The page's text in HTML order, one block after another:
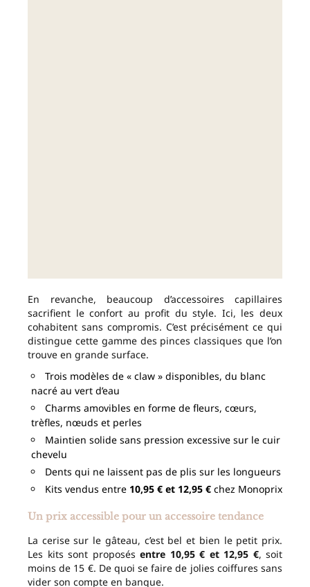
En revanche, beaucoup d’accessoires capillaires
sacrifient le confort au profit du style. Ici, les deux
cohabitent sans compromis. C’est précisément ce qui
distingue cette gamme des pinces classiques que l’on
trouve en grande surface.
Trois modèles de « claw » disponibles, du blanc
nacré au vert d’eau
Charms amovibles en forme de fleurs, cœurs,
trèfles, nœuds et perles
Maintien solide sans pression excessive sur le cuir
chevelu
Dents qui ne laissent pas de plis sur les longueurs
Kits vendus entre 10,95 € et 12,95 € chez Monoprix
Un prix accessible pour un accessoire tendance
La cerise sur le gâteau, c’est bel et bien le petit prix.
Les kits sont proposés entre 10,95 € et 12,95 €, soit
moins de 15 €. De quoi se faire de jolies coiffures sans
vider son compte en banque.